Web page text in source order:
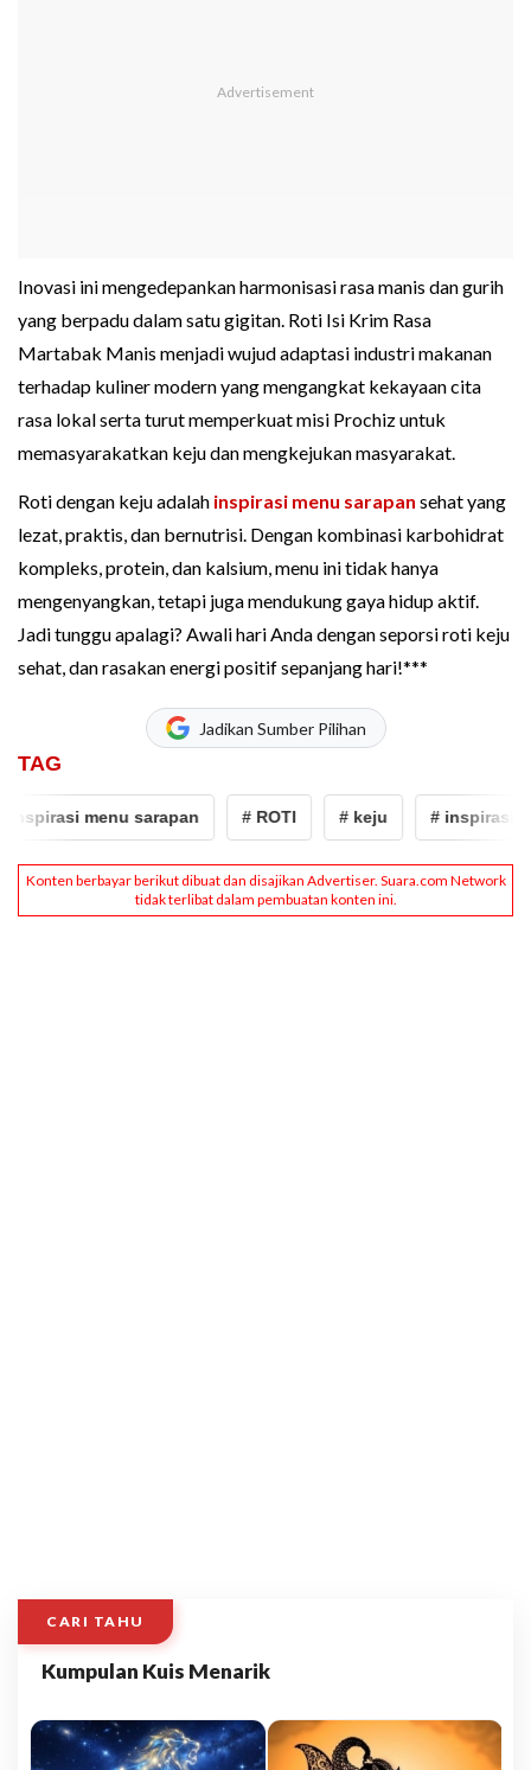
Inovasi ini mengedepankan harmonisasi rasa manis dan gurih
yang berpadu dalam satu gigitan. Roti Isi Krim Rasa
Martabak Manis menjadi wujud adaptasi industri makanan
terhadap kuliner modern yang mengangkat kekayaan cita
rasa lokal serta turut memperkuat misi Prochiz untuk
memasyarakatkan keju dan mengkejukan masyarakat.
Roti dengan keju adalah inspirasi menu sarapan sehat yang
lezat, praktis, dan bernutrisi. Dengan kombinasi karbohidrat
kompleks, protein, dan kalsium, menu ini tidak hanya
mengenyangkan, tetapi juga mendukung gaya hidup aktif.
Jadi tunggu apalagi? Awali hari Anda dengan seporsi roti keju
sehat, dan rasakan energi positif sepanjang hari!***
Jadikan Sumber Pilihan
TAG
menu sarapan # ROTI # keju # inspirasi
CARI TAHU
Kumpulan Kuis Menarik